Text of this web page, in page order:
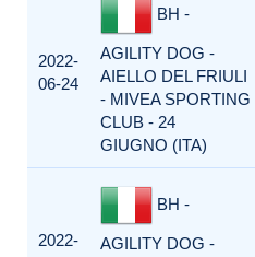
2022-
06-24
BH -
AGILITY DOG -
AIELLO DEL FRIULI
- MIVEA SPORTING
CLUB - 24
GIUGNO (ITA)
2022-
BH -
AGILITY DOG -